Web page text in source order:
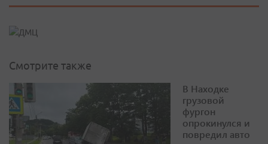
Смотрите также
В Находке
грузовой
фургон
опрокинулся и
повредил авто